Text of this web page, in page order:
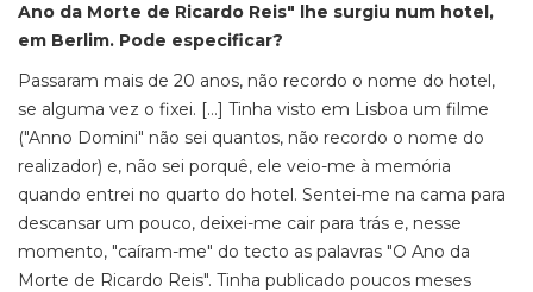
Ano da Morte de Ricardo Reis" lhe surgiu num hotel,
em Berlim. Pode especificar?
Passaram mais de 20 anos, não recordo o nome do hotel,
se alguma vez o fixei. […] Tinha visto em Lisboa um filme
("Anno Domini" não sei quantos, não recordo o nome do
realizador) e, não sei porquê, ele veio-me à memória
quando entrei no quarto do hotel. Sentei-me na cama para
descansar um pouco, deixei-me cair para trás e, nesse
momento, "caíram-me" do tecto as palavras "O Ano da
Morte de Ricardo Reis". Tinha publicado poucos meses